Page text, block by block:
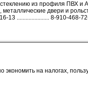
из профиля ПВХ и
двери и
13 ...................... 8-910-468-
экономить на налогах,